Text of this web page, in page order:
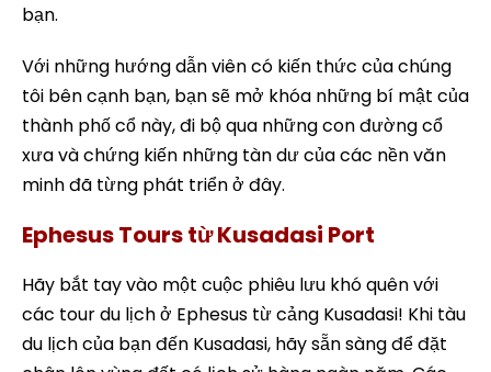
bạn.
Với những hướng dẫn viên có kiến thức của chúng
tôi bên cạnh bạn, bạn sẽ mở khóa những bí mật của
thành phố cổ này, đi bộ qua những con đường cổ
xưa và chứng kiến những tàn dư của các nền văn
minh đã từng phát triển ở đây.
Ephesus Tours từ Kusadasi Port
Hãy bắt tay vào một cuộc phiêu lưu khó quên với
các tour du lịch ở Ephesus từ cảng Kusadasi! Khi tàu
du lịch của bạn đến Kusadasi, hãy sẵn sàng để đặt